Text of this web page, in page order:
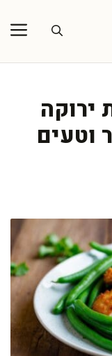
ירוקה
וטעים